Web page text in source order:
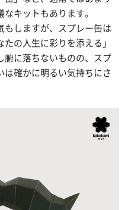
キットもあります。
もしますが、スプレー缶は
たの人生に彩りを添える」
腑に落ちないものの、スプ
は確かに明るい気持ちにさ